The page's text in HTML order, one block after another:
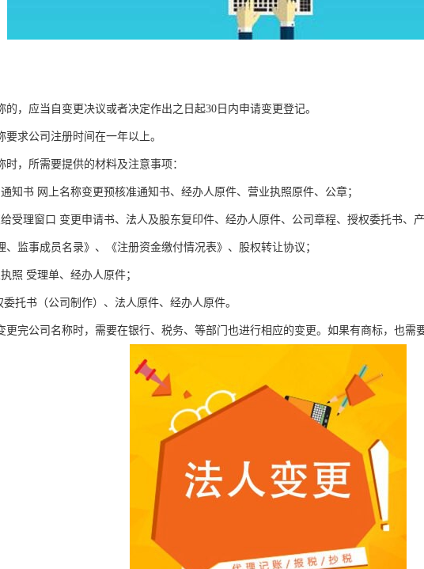
的，应当自变更决议或者决定作出之日起30日内申请变更登记。
要求公司注册时间在一年以上。
时，所需要提供的材料及注意事项：
知书 网上名称变更预核准通知书、经办人原件、营业执照原件、公章；
受理窗口 变更申请书、法人及股东复印件、经办人原件、公司章程、授权委托书、
、监事成员名录》、《注册资金缴付情况表》、股权转让协议；
照 受理单、经办人原件；
托书（公司制作）、法人原件、经办人原件。
更完公司名称时，需要在银行、税务、等部门也进行相应的变更。如果有商标，也需